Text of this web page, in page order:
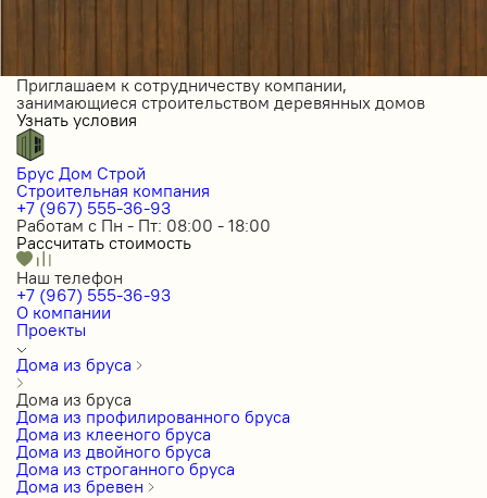
Приглашаем к сотрудничеству компании,
занимающиеся строительством деревянных домов
Узнать условия
Брус Дом Строй
Строительная компания
+7 (967) 555-36-93
Работам с Пн - Пт: 08:00 - 18:00
Рассчитать стоимость
Наш телефон
+7 (967) 555-36-93
О компании
Проекты
Дома из бруса
Дома из бруса
Дома из профилированного бруса
Дома из клееного бруса
Дома из двойного бруса
Дома из строганного бруса
Дома из бревен